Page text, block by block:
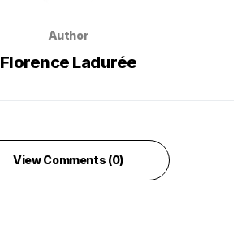
Author
Florence Ladurée
View Comments (0)